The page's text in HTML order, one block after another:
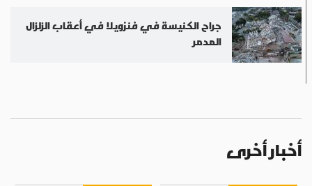
جراح الكنيسة في فنزويلا في أعقاب الزلزال
المدمر
أخبار أخرى